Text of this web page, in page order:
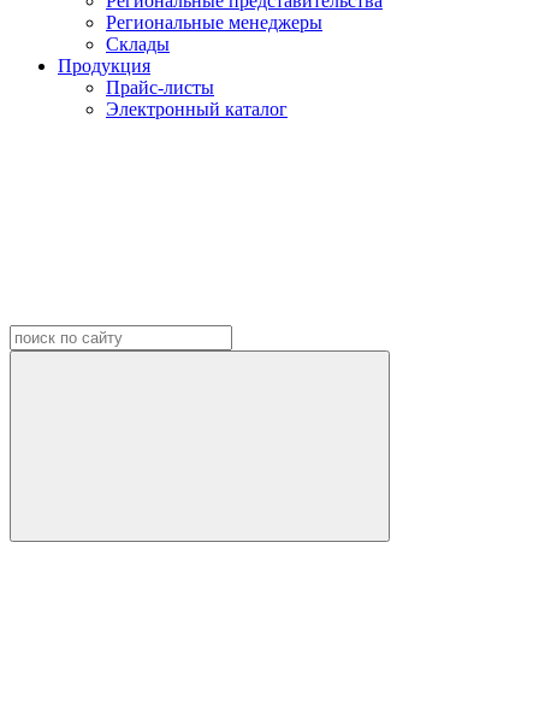
Региональные менеджеры
Склады
Продукция
Прайс-листы
Электронный каталог